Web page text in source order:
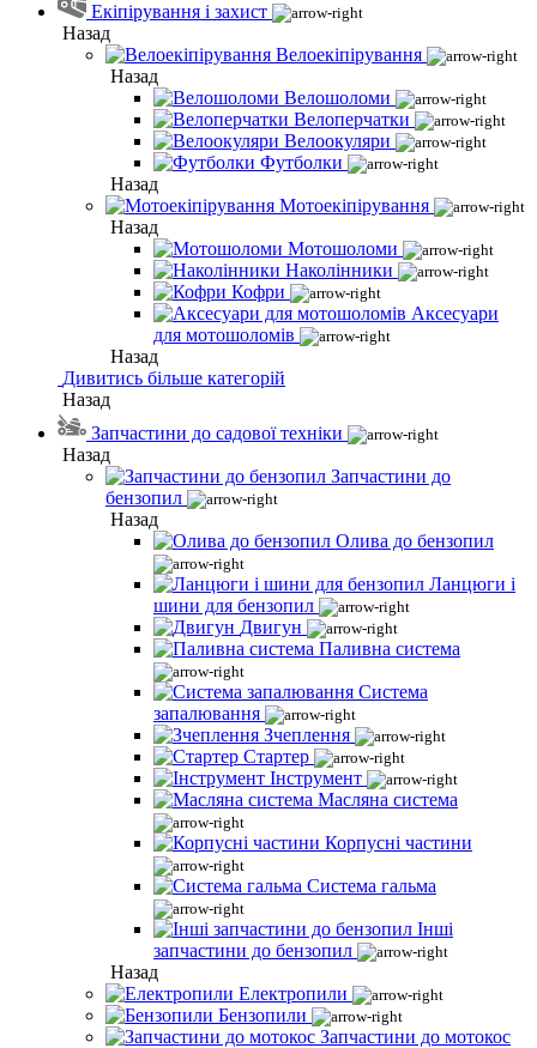
Екіпірування і захист
Назад
Велоекіпірування
Назад
Велошоломи
Велоперчатки
Велоокуляри
Футболки
Назад
Мотоекіпірування
Назад
Мотошоломи
Наколінники
Кофри
Аксесуари
для мотошоломів
Назад
Дивитись більше категорій
Назад
Запчастини до садової техніки
Назад
Запчастини до
бензопил
Назад
Олива до бензопил
Ланцюги і
шини для бензопил
Двигун
Паливна система
Система
запалювання
Зчеплення
Стартер
Інструмент
Масляна система
Корпусні частини
Система гальма
Інші
запчастини до бензопил
Назад
Електропили
Бензопили
Запчастини до мотокос